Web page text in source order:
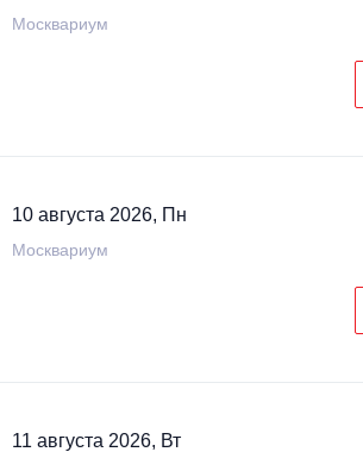
Москвариум
10 августа 2026, Пн
Москвариум
11 августа 2026, Вт